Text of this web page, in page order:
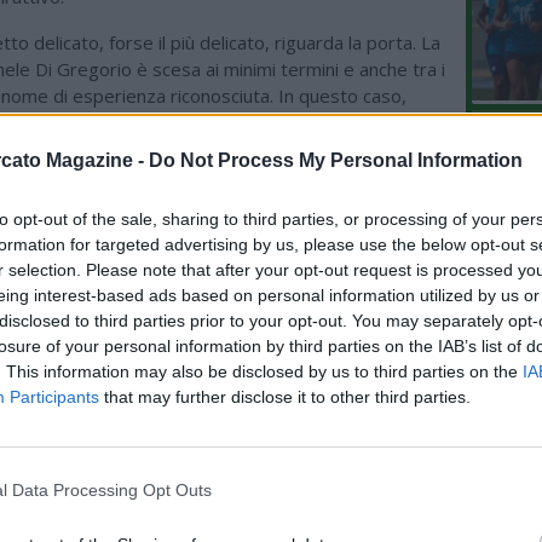
Magazine - Do Not Process My Personal Information
opt-out of the sale, sharing to third parties, or processing of your
for targeted advertising by us, please use the below opt-out
selection. Please note that after your opt-out request is processed
interest-based ads based on personal information utilized by us
to third parties prior to your opt-out. You may separately
of your personal information by third parties on the IAB’s list of
This information may also be disclosed by us to third parties on the
Participants that may further disclose it to other third parties.
Data Processing Opt Outs
delicato, forse il più delicato, riguarda la porta. La
Di Gregorio è scesa ai minimi termini e anche tra i
di esperienza riconosciuta. In questo caso,
L'ultima novità riguarda Emiliano "Dibu"
vincitore dell'Europa League con l'Aston Villa e
mondo in carica con l'Argentina. In questo caso, però,
ci sono Guglielmo Vicario, tempo fa dato per
e soprattutto Alex Meret. Il primo ha perso un po' di
e potrebbe tornare in Italia, il secondo è
dal confronto con Milinkovic-Savic e potrebbe
aria. Oltretutto a Spalletti piacerebbe riaverlo dopo
lo scudetto 2023 con il Napoli. Ci sarebbe già
approccio, ma al momento niente di più.
idee sono tante, ma servirà tempo per concretizzarle.
sul campo la scorsa stagione...
del